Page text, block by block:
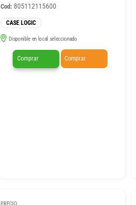
Cod: 805112115600
CASE LOGIC
Disponible en local seleccionado
Comprar Comprar